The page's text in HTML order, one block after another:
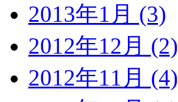
2013年1月 (3)
2012年12月 (2)
2012年11月 (4)